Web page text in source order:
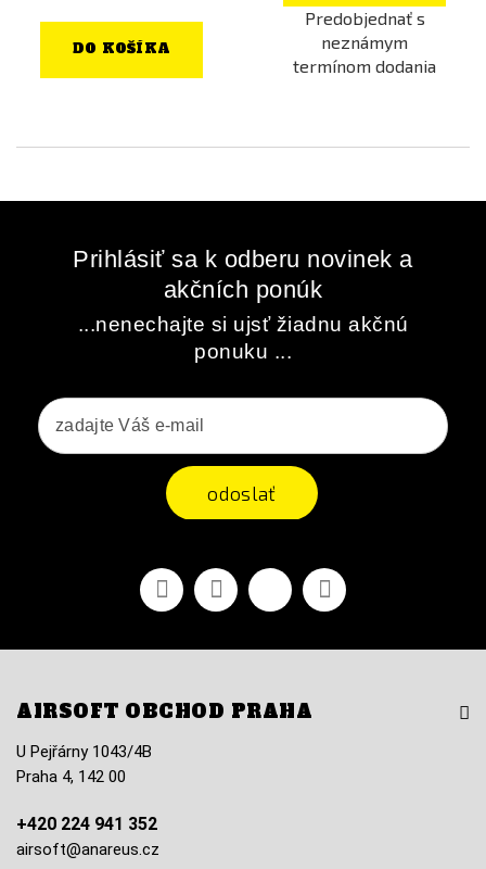
DO KOŠÍKA
Predobjednať s
neznámym
termínom dodania
Prihlásiť sa k odberu novinek a
akčních ponúk
...nenechajte si ujsť žiadnu akčnú
ponuku ...
odoslať
FacebookYoutubeVimeo Instagram
AIRSOFT OBCHOD PRAHA
U Pejřárny 1043/4B
Praha 4, 142 00
+420 224 941 352
airsoft@anareus.cz